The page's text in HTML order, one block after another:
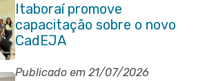
Itaboraí promove
capacitação sobre o novo
CadEJA
Publicado em 21/07/2026